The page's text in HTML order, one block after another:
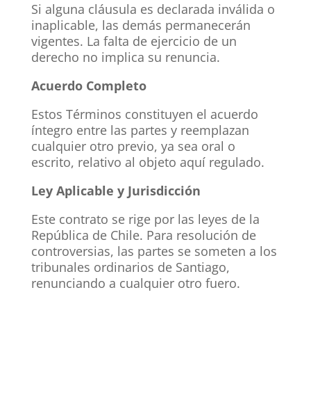
Si alguna cláusula es declarada inválida o
inaplicable, las demás permanecerán
vigentes. La falta de ejercicio de un
derecho no implica su renuncia.
Acuerdo Completo
Estos Términos constituyen el acuerdo
íntegro entre las partes y reemplazan
cualquier otro previo, ya sea oral o
escrito, relativo al objeto aquí regulado.
Ley Aplicable y Jurisdicción
Este contrato se rige por las leyes de la
República de Chile. Para resolución de
controversias, las partes se someten a los
tribunales ordinarios de Santiago,
renunciando a cualquier otro fuero.